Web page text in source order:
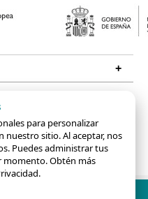
para personalizar
nuestro sitio. Al aceptar, nos
Puedes administrar tus
momento. Obtén más